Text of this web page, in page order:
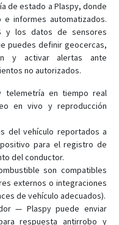
de estado a Plaspy, donde
informes automatizados.
y los datos de sensores
puedes definir geocercas,
y activar alertas ante
no autorizados.
telemetría en tiempo real
en vivo y reproducción
del vehículo reportados a
para el registro de
del conductor.
son compatibles
externos o integraciones
de vehículo adecuados).
— Plaspy puede enviar
respuesta antirrobo y